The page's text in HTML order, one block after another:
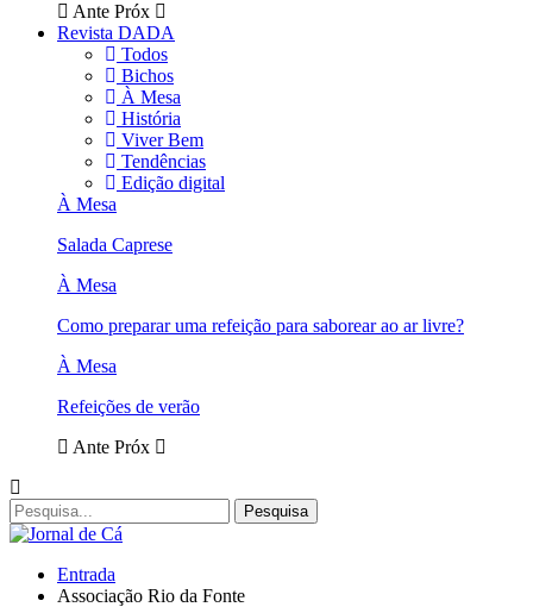
Ante Próx
Revista DADA
Todos
Bichos
À Mesa
História
Viver Bem
Tendências
Edição digital
À Mesa
Salada Caprese
À Mesa
Como preparar uma refeição para saborear ao ar livre?
À Mesa
Refeições de verão
Ante Próx
Entrada
Associação Rio da Fonte